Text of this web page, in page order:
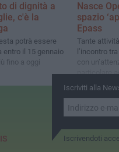
di dignità a
c'è la
potrà essere
entro il 15 gennaio
fino a oggi
Nasce
spazio
Epass
Tante
l’incontro
con
particolare
persone in
Iscriviti alla
Iscrivendoti